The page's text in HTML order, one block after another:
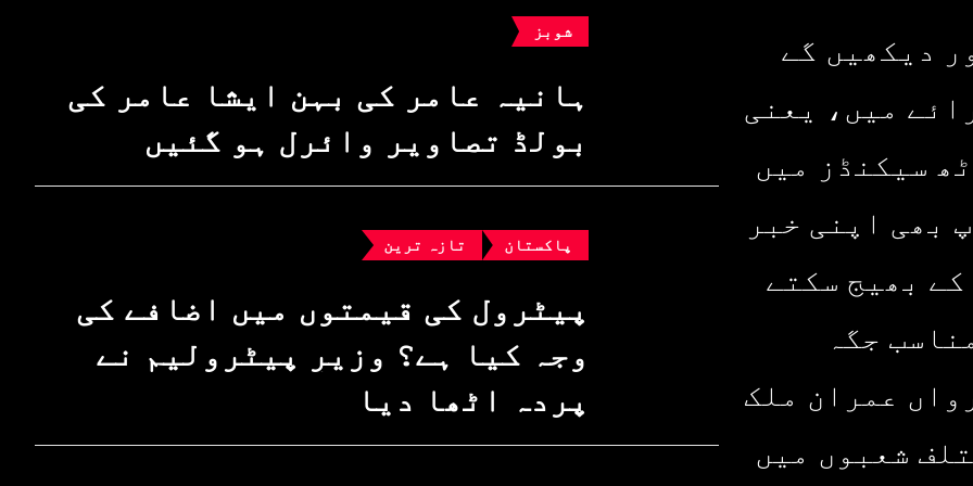
دیکھیں گے
میں، یعنی
سیکنڈز میں
بھی اپنی خبر
کے بھیج سکتے
جگہ
عمران ملک
شعبوں میں
شوبز
ہانیہ عامر کی بہن ایشا عامر کی
بولڈ تصاویر وائرل ہو گئیں
پاکستان تازہ ترین
پیٹرول کی قیمتوں میں اضافے کی
وجہ کیا ہے؟ وزیرِ پیٹرولیم نے
پردہ اٹھا دیا